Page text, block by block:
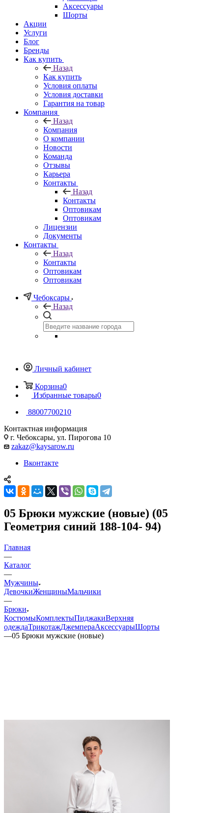
Аксессуары
Шорты
Акции
Услуги
Блог
Бренды
Как купить
Назад
Как купить
Условия оплаты
Условия доставки
Гарантия на товар
Компания
Назад
Компания
О компании
Новости
Команда
Отзывы
Карьера
Контакты
Назад
Контакты
Оптовикам
Оптовикам
Лицензии
Документы
Контакты
Назад
Контакты
Оптовикам
Оптовикам
Чебоксары
Назад
Личный кабинет
Корзина0
Избранные товары0
88007700210
Контактная информация
г. Чебоксары, ул. Пирогова 10
zakaz@kaysarow.ru
Вконтакте
05 Брюки мужские (новые) (05
Геометрия синий 188-104- 94)
Главная
—
Каталог
—
Мужчины
ДевочкиЖенщиныМальчики
—
Брюки
КостюмыКомплектыПиджакиВерхняя
одеждаТрикотажДжемпераАксессуарыШорты
—05 Брюки мужские (новые)